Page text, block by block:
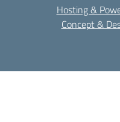
Hosting &
Concept &